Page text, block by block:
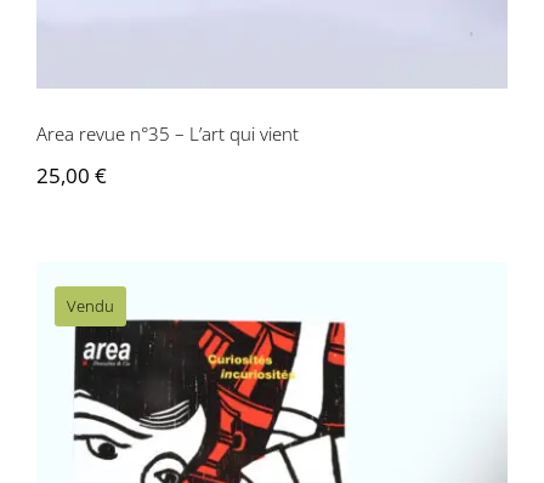
Area revue n°35 – L’art qui vient
25,00 €
Vendu